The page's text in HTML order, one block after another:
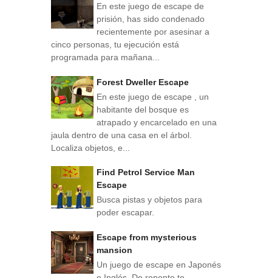
En este juego de escape de
prisión, has sido condenado
recientemente por asesinar a
cinco personas, tu ejecución está
programada para mañana...
Forest Dweller Escape
En este juego de escape , un
habitante del bosque es
atrapado y encarcelado en una
jaula dentro de una casa en el árbol.
Localiza objetos, e...
Find Petrol Service Man
Escape
Busca pistas y objetos para
poder escapar.
Escape from mysterious
mansion
Un juego de escape en Japonés